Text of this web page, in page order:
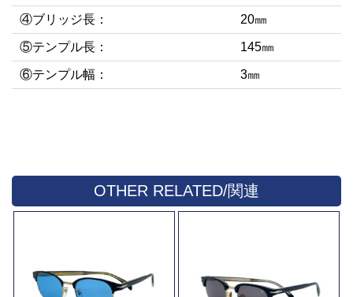
④ブリッジ長： 20㎜
⑤テンプル長： 145㎜
⑥テンプル幅： 3㎜
OTHER RELATED/関連